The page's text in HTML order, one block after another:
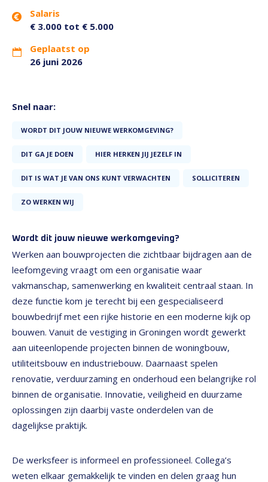
Salaris
€ 3.000 tot € 5.000
Geplaatst op
26 juni 2026
Snel naar:
WORDT DIT JOUW NIEUWE WERKOMGEVING?
DIT GA JE DOEN HIER HERKEN JIJ JEZELF IN
DIT IS WAT JE VAN ONS KUNT VERWACHTEN SOLLICITEREN
ZO WERKEN WIJ
Wordt dit jouw nieuwe werkomgeving?
Werken aan bouwprojecten die zichtbaar bijdragen aan de
leefomgeving vraagt om een organisatie waar
vakmanschap, samenwerking en kwaliteit centraal staan. In
deze functie kom je terecht bij een gespecialiseerd
bouwbedrijf met een rijke historie en een moderne kijk op
bouwen. Vanuit de vestiging in Groningen wordt gewerkt
aan uiteenlopende projecten binnen de woningbouw,
utiliteitsbouw en industriebouw. Daarnaast spelen
renovatie, verduurzaming en onderhoud een belangrijke rol
binnen de organisatie. Innovatie, veiligheid en duurzame
oplossingen zijn daarbij vaste onderdelen van de
dagelijkse praktijk.
De werksfeer is informeel en professioneel. Collega’s
weten elkaar gemakkelijk te vinden en delen graag hun